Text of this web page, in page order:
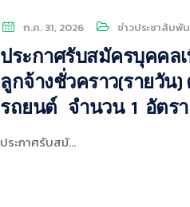
ก.ค. 31, 2026 ข่าวประชาสัมพั
ประกาศรับสมัครบุคคล
ลูกจ้างชั่วคราว(รายวัน
รถยนต์ จำนวน 1 อัตรา
ประกาศรับสมั…